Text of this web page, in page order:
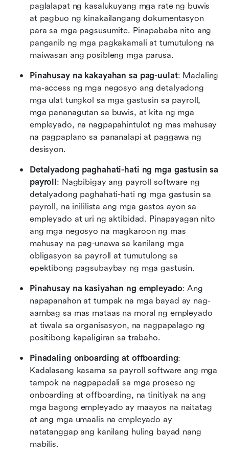
paglalapat ng kasalukuyang mga rate ng buwis
at pagbuo ng kinakailangang dokumentasyon
para sa mga pagsusumite. Pinapababa nito ang
panganib ng mga pagkakamali at tumutulong na
maiwasan ang posibleng mga parusa.
Pinahusay na kakayahan sa pag-uulat: Madaling
ma-access ng mga negosyo ang detalyadong
mga ulat tungkol sa mga gastusin sa payroll,
mga pananagutan sa buwis, at kita ng mga
empleyado, na nagpapahintulot ng mas mahusay
na pagpaplano sa pananalapi at paggawa ng
desisyon.
Detalyadong paghahati-hati ng mga gastusin sa
payroll: Nagbibigay ang payroll software ng
detalyadong paghahati-hati ng mga gastusin sa
payroll, na inililista ang mga gastos ayon sa
empleyado at uri ng aktibidad. Pinapayagan nito
ang mga negosyo na magkaroon ng mas
mahusay na pag-unawa sa kanilang mga
obligasyon sa payroll at tumutulong sa
epektibong pagsubaybay ng mga gastusin.
Pinahusay na kasiyahan ng empleyado: Ang
napapanahon at tumpak na mga bayad ay nag-
aambag sa mas mataas na moral ng empleyado
at tiwala sa organisasyon, na nagpapalago ng
positibong kapaligiran sa trabaho.
Pinadaling onboarding at offboarding:
Kadalasang kasama sa payroll software ang mga
tampok na nagpapadali sa mga proseso ng
onboarding at offboarding, na tinitiyak na ang
mga bagong empleyado ay maayos na naitatag
at ang mga umaalis na empleyado ay
natatanggap ang kanilang huling bayad nang
mabilis.